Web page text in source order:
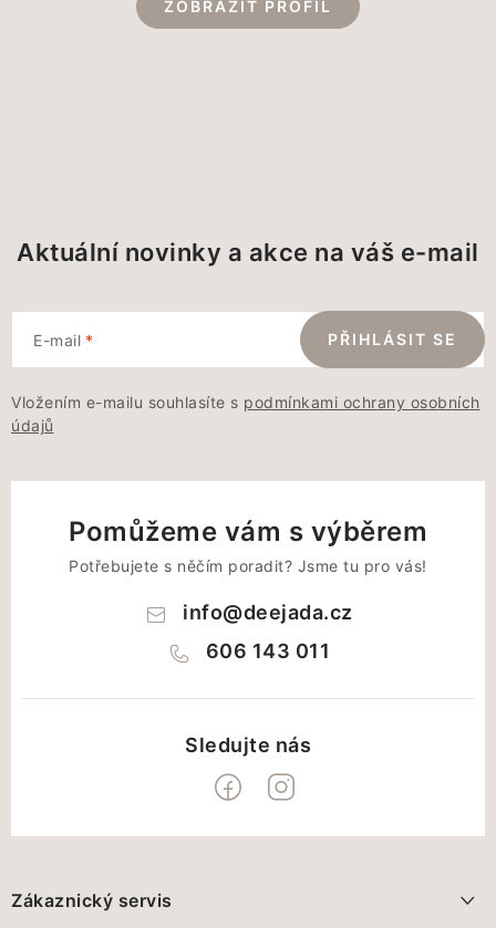
ZOBRAZIT PROFIL
Aktuální novinky a akce na váš e-mail
E-mail
Vložením e-mailu souhlasíte s podmínkami ochrany osobních
údajů
PŘIHLÁSIT SE
Pomůžeme vám s výběrem
Potřebujete s něčím poradit? Jsme tu pro vás!
info@deejada.cz
606 143 011
pZákaznický servis